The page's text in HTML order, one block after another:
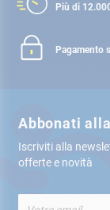
Più di
Pagamento
Abbonati
Iscriviti alla
offerte e novità